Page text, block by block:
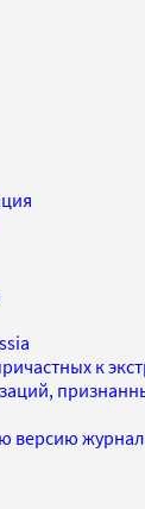
к
версию